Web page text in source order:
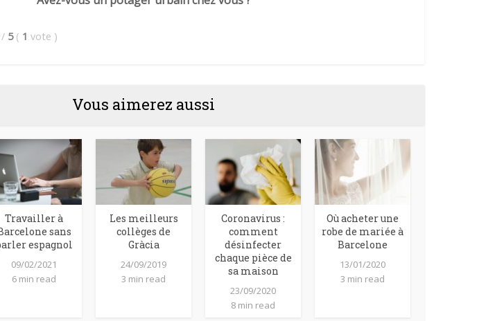
/ 5 ( 1 vote )
Vous aimerez aussi
Travailler à
sans
espagnol
09/02/2021
6 min read
Les meilleurs
collèges de
Gràcia
24/09/2019
3 min read
Coronavirus :
comment
désinfecter
chaque pièce de
sa maison
23/09/2020
8 min read
Où acheter une
robe de mariée à
Barcelone
13/01/2020
3 min read